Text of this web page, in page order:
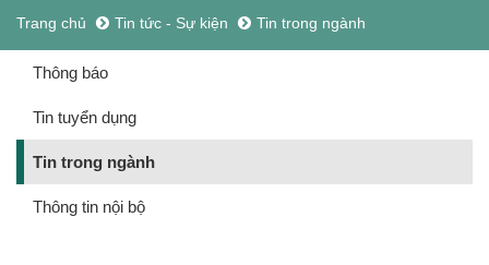
Trang chủ Tin tức - Sự kiện Tin trong ngành
Thông báo
Tin tuyển dụng
Tin trong ngành
Thông tin nội bộ